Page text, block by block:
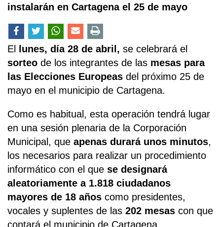
instalarán en Cartagena el 25 de mayo
El lunes, día 28 de abril, se celebrará el
sorteo de los integrantes de las mesas para
las Elecciones Europeas del próximo 25 de
mayo en el municipio de Cartagena.
Como es habitual, esta operación tendrá lugar
en una sesión plenaria de la Corporación
Municipal, que apenas durará unos minutos,
los necesarios para realizar un procedimiento
informático con el que se designará
aleatoriamente a 1.818 ciudadanos
mayores de 18 años como presidentes,
vocales y suplentes de las 202 mesas con que
contará el municipio de Cartagena.